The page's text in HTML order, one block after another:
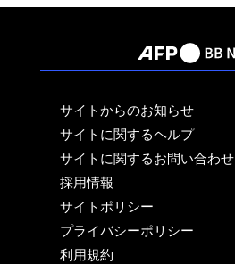
サイトからのお知らせ
サイトに関するヘルプ
サイトに関するお問い合わせ
採用情報
サイトポリシー
プライバシーポリシー
利用規約